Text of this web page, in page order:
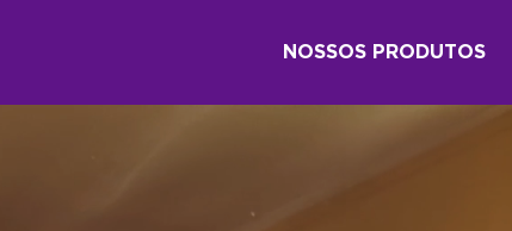
NOSSOS PRODUTOS